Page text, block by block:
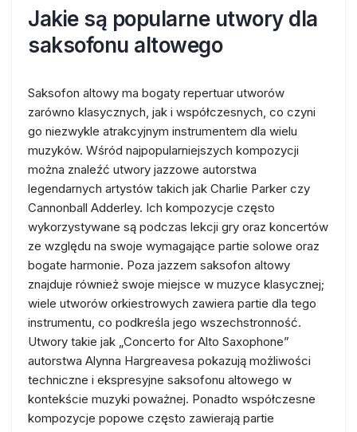
Jakie są popularne utwory dla
saksofonu altowego
Saksofon altowy ma bogaty repertuar utworów
zarówno klasycznych, jak i współczesnych, co czyni
go niezwykle atrakcyjnym instrumentem dla wielu
muzyków. Wśród najpopularniejszych kompozycji
można znaleźć utwory jazzowe autorstwa
legendarnych artystów takich jak Charlie Parker czy
Cannonball Adderley. Ich kompozycje często
wykorzystywane są podczas lekcji gry oraz koncertów
ze względu na swoje wymagające partie solowe oraz
bogate harmonie. Poza jazzem saksofon altowy
znajduje również swoje miejsce w muzyce klasycznej;
wiele utworów orkiestrowych zawiera partie dla tego
instrumentu, co podkreśla jego wszechstronność.
Utwory takie jak „Concerto for Alto Saxophone”
autorstwa Alynna Hargreavesa pokazują możliwości
techniczne i ekspresyjne saksofonu altowego w
kontekście muzyki poważnej. Ponadto współczesne
kompozycje popowe często zawierają partie